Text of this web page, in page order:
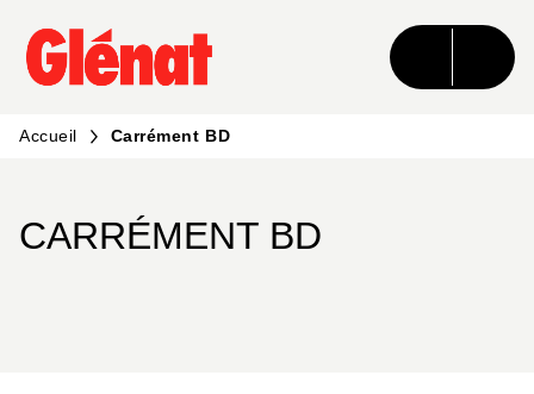
MENU RECHERCHE CONTENU
PIED DE PAGE
Accueil Carrément BD
CARRÉMENT BD